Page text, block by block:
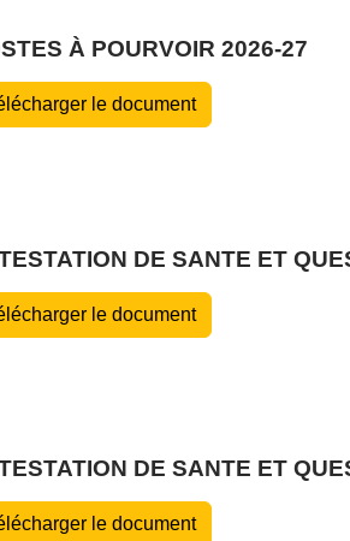
À POURVOIR 2026-27
le document
DE SANTE ET
le document
DE SANTE ET
le document